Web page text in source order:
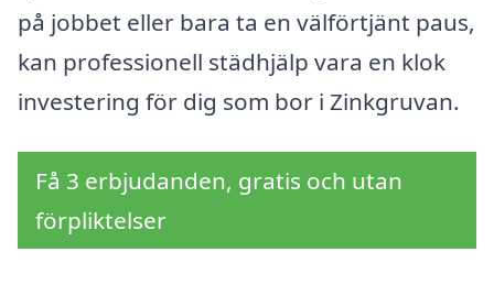
på jobbet eller bara ta en välförtjänt paus,
kan professionell städhjälp vara en klok
investering för dig som bor i Zinkgruvan.
Få 3 erbjudanden, gratis och utan
förpliktelser